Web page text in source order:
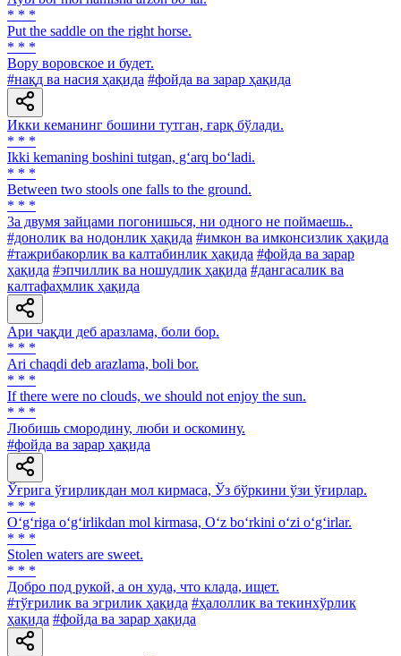
* * *
Put the saddle on the right horse.
* * *
Вору воровское и будет.
#нақд ва насия ҳақида #фойда ва зарар ҳақида
Икки кеманинг бошини тутган, ғарқ бўлади.
* * *
Ikki kemaning boshini tutgan, g‘arq bo‘ladi.
* * *
Between two stools one falls to the ground.
* * *
3a двумя зайцами погонишься, ни одного не поймаешь..
#донолик ва нодонлик ҳақида #имкон ва имконсизлик ҳақида
#тажрибакорлик ва калтабинлик ҳақида #фойда ва зарар
ҳақида #эпчиллик ва ношудлик ҳақида #дангасалик ва
калтафаҳмлик ҳақида
Ари чақди деб аразлама, боли бор.
* * *
Аri chaqdi deb arazlama, boli bor.
* * *
If there were no clouds, we should not enjoy the sun.
* * *
Любишь смородину, люби и оскомину.
#фойда ва зарар ҳақида
Ўғрига ўғирликдан мол кирмаса, Ўз бўркини ўзи ўғирлар.
* * *
O‘g‘riga o‘g‘irlikdan mol kirmasa, O‘z bo‘rkini o‘zi o‘g‘irlar.
* * *
Stolen waters are sweet.
* * *
Добро под рукой, а он худа, что клада, ищет.
#тўғрилик ва эгрилик ҳақида #ҳалоллик ва текинхўрлик
ҳақида #фойда ва зарар ҳақида